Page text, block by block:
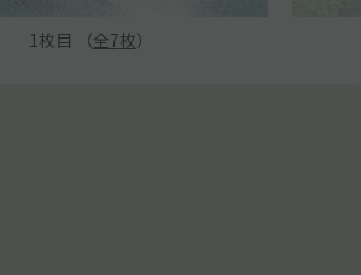
1 枚目 （全7枚）